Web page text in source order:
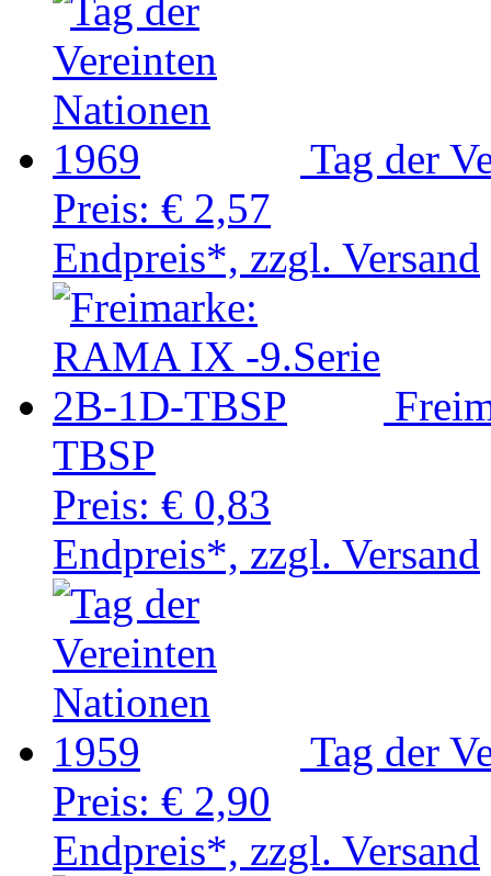
Tag der
Preis: € 2,57
Endpreis*, zzgl. Versand
TBSP
Preis: € 0,83
Endpreis*, zzgl. Versand
Tag der
Preis: € 2,90
Endpreis*, zzgl. Versand